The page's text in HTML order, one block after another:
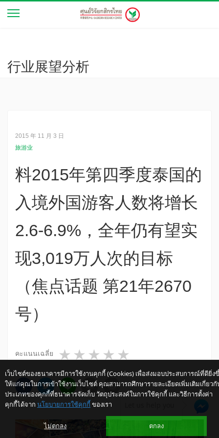
行业展望分析
2015 年 11 月 3 日
旅游业
料2015年第四季度泰国的
入境外国游客人数将增长
2.6-6.9%，全年仍有望实
现3,019万人次的目标
（焦点话题 第21年2670
号）
คะแนนเฉลี่ย 4 stars
3 stars
2 stars
1 star
เว็บไซต์ของธนาคารมีการใช้งานคุกกี้ (Cookies) เพื่อส่งมอบประสบการณ์ที่ดียิ่ง
ให้แก่คุณในการเข้าใช้งานเว็บไซต์ คุณสามารถศึกษารายละเอียดเพิ่มเติมเกี่ยวกั
ประเภทของคุกกี้ที่ธนาคารจัดเก็บ วัตถุประสงค์ในการใช้คุกกี้ และวิธีการตั้งค่า
คุกกี้ได้จาก นโยบายการใช้คุกกี้ ของเรา
ไม่ตกลง ตกลง